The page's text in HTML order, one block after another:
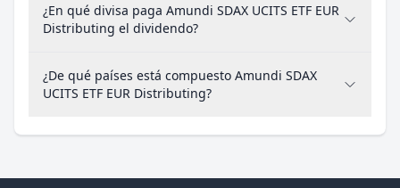
¿En qué divisa paga Amundi SDAX UCITS ETF EUR
Distributing el dividendo?
¿De qué países está compuesto Amundi SDAX
UCITS ETF EUR Distributing?